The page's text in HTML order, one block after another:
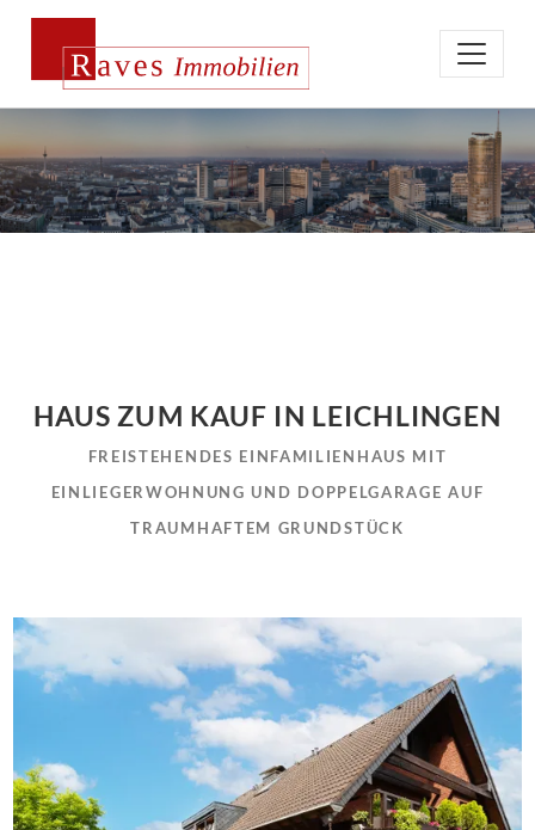
HAUS ZUM KAUF IN LEICHLINGEN
FREISTEHENDES EINFAMILIENHAUS MIT
EINLIEGERWOHNUNG UND DOPPELGARAGE AUF
TRAUMHAFTEM GRUNDSTÜCK